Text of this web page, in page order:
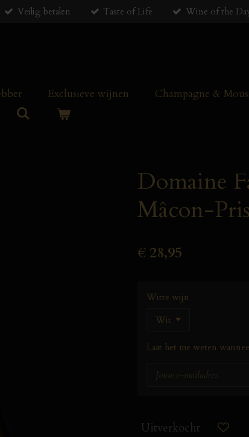
Veilig betalen Taste of Life Wine of the
Exclusieve wijnen Champagne &
Domaine
Mâcon-
€ 28,95
Witte wijn
Laat het me weten
Uitverkocht